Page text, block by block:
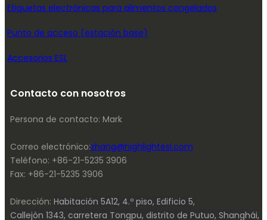
Etiquetas electrónicas para alimentos congelados
Punto de acceso (estación base)
Accesorios ESL
Contacto con nosotros
Persona de contacto: Mark
Correo electrónico:zhang@highlightesl.com
Teléfono: +86-21-5235 3906
Fax: +86-21-5235 3906
Dirección: Habitación 5A12, 4.º piso, Edificio 5,
Callejón 1343, carretera Tongpu, distrito de Putuo, Shanghái,